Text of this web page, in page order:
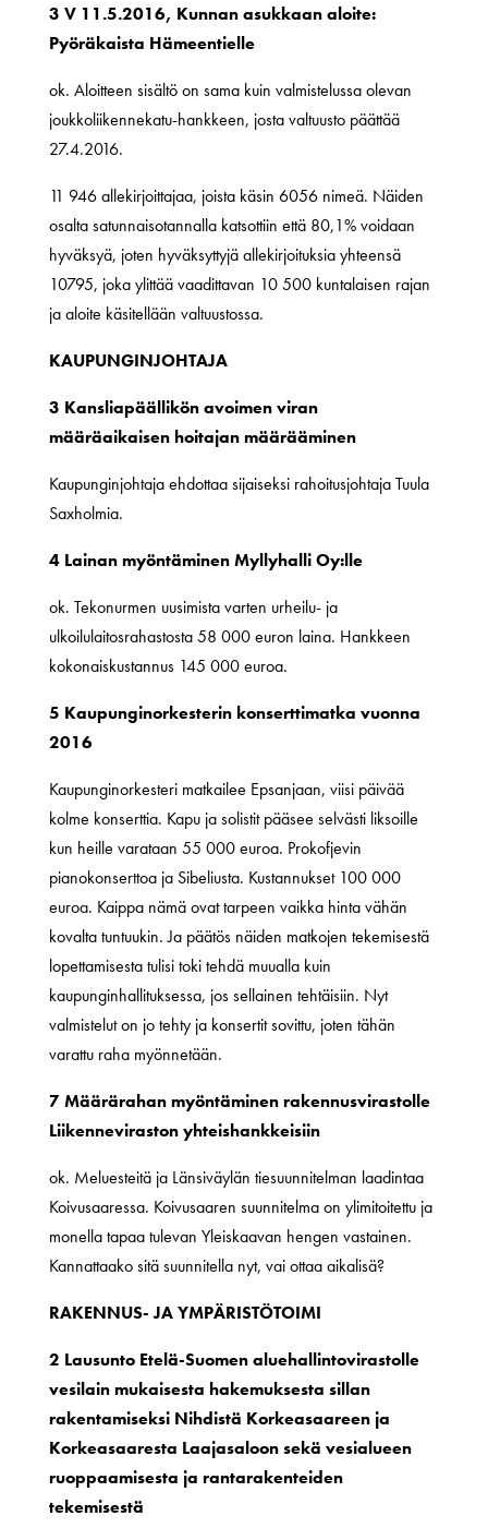
3 V 11.5.2016, Kunnan asukkaan aloite:
Pyöräkaista Hämeentielle
ok. Aloitteen sisältö on sama kuin valmistelussa olevan
joukkoliikennekatu-hankkeen, josta valtuusto päättää
27.4.2016.
11 946 allekirjoittajaa, joista käsin 6056 nimeä. Näiden
osalta satunnaisotannalla katsottiin että 80,1% voidaan
hyväksyä, joten hyväksyttyjä allekirjoituksia yhteensä
10795, joka ylittää vaadittavan 10 500 kuntalaisen rajan
ja aloite käsitellään valtuustossa.
KAUPUNGINJOHTAJA
3 Kansliapäällikön avoimen viran
määräaikaisen hoitajan määrääminen
Kaupunginjohtaja ehdottaa sijaiseksi rahoitusjohtaja Tuula
Saxholmia.
4 Lainan myöntäminen Myllyhalli Oy:lle
ok. Tekonurmen uusimista varten urheilu- ja
ulkoilulaitosrahastosta 58 000 euron laina. Hankkeen
kokonaiskustannus 145 000 euroa.
5 Kaupunginorkesterin konserttimatka vuonna
2016
Kaupunginorkesteri matkailee Epsanjaan, viisi päivää
kolme konserttia. Kapu ja solistit pääsee selvästi liksoille
kun heille varataan 55 000 euroa. Prokofjevin
pianokonserttoa ja Sibeliusta. Kustannukset 100 000
euroa. Kaippa nämä ovat tarpeen vaikka hinta vähän
kovalta tuntuukin. Ja päätös näiden matkojen tekemisestä
lopettamisesta tulisi toki tehdä muualla kuin
kaupunginhallituksessa, jos sellainen tehtäisiin. Nyt
valmistelut on jo tehty ja konsertit sovittu, joten tähän
varattu raha myönnetään.
7 Määrärahan myöntäminen rakennusvirastolle
Liikenneviraston yhteishankkeisiin
ok. Meluesteitä ja Länsiväylän tiesuunnitelman laadintaa
Koivusaaressa. Koivusaaren suunnitelma on ylimitoitettu ja
monella tapaa tulevan Yleiskaavan hengen vastainen.
Kannattaako sitä suunnitella nyt, vai ottaa aikalisä?
RAKENNUS- JA YMPÄRISTÖTOIMI
2 Lausunto Etelä-Suomen aluehallintovirastolle
vesilain mukaisesta hakemuksesta sillan
rakentamiseksi Nihdistä Korkeasaareen ja
Korkeasaaresta Laajasaloon sekä vesialueen
ruoppaamisesta ja rantarakenteiden
tekemisestä